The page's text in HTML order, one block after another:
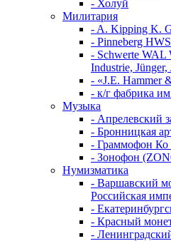
- Холуй
Милитария
- A. Kipping K.
- Pinneberg
- Schwerte WAL
Industrie,
- «J.E. Hammer
- к/г фабрика
Музыка
- Апрелевский
- Бронницкая
- Граммофон Ко
- Зонофон
Нумизматика
- Варшавский
Российская
-
- Красный
-